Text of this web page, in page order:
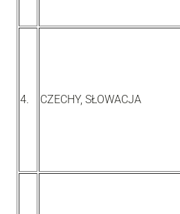
4. CZECHY, SŁOWACJA